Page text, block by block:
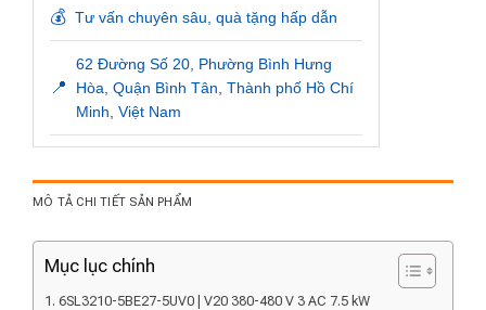
💰 Tư vấn chuyên sâu, quà tặng hấp dẫn
📍
62 Đường Số 20, Phường Bình Hưng
Hòa, Quận Bình Tân, Thành phố Hồ Chí
Minh, Việt Nam
MÔ TẢ CHI TIẾT SẢN PHẨM
Mục lục chính
6SL3210-5BE27-5UV0 | V20 380-480 V 3 AC 7.5 kW